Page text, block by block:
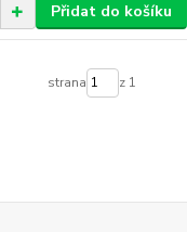
Přidat do košíku
strana z 1